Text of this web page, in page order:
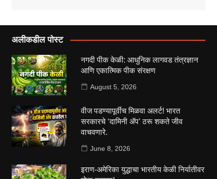
अलीकडील पोस्ट
नगदी पीक केळी: आधुनिक लागवड तंत्रज्ञान
आणि एकात्मिक पीक संरक्षण
August 5, 2026
वीज पडण्यापूर्वीच मिळवा अलर्ट! भारत
सरकारचे ‘दामिनी ॲप’ ठरू शकते जीव
वाचवणारे.
June 8, 2026
इराण-अमेरिका युद्धाचा भारतीय केळी निर्यातीवर